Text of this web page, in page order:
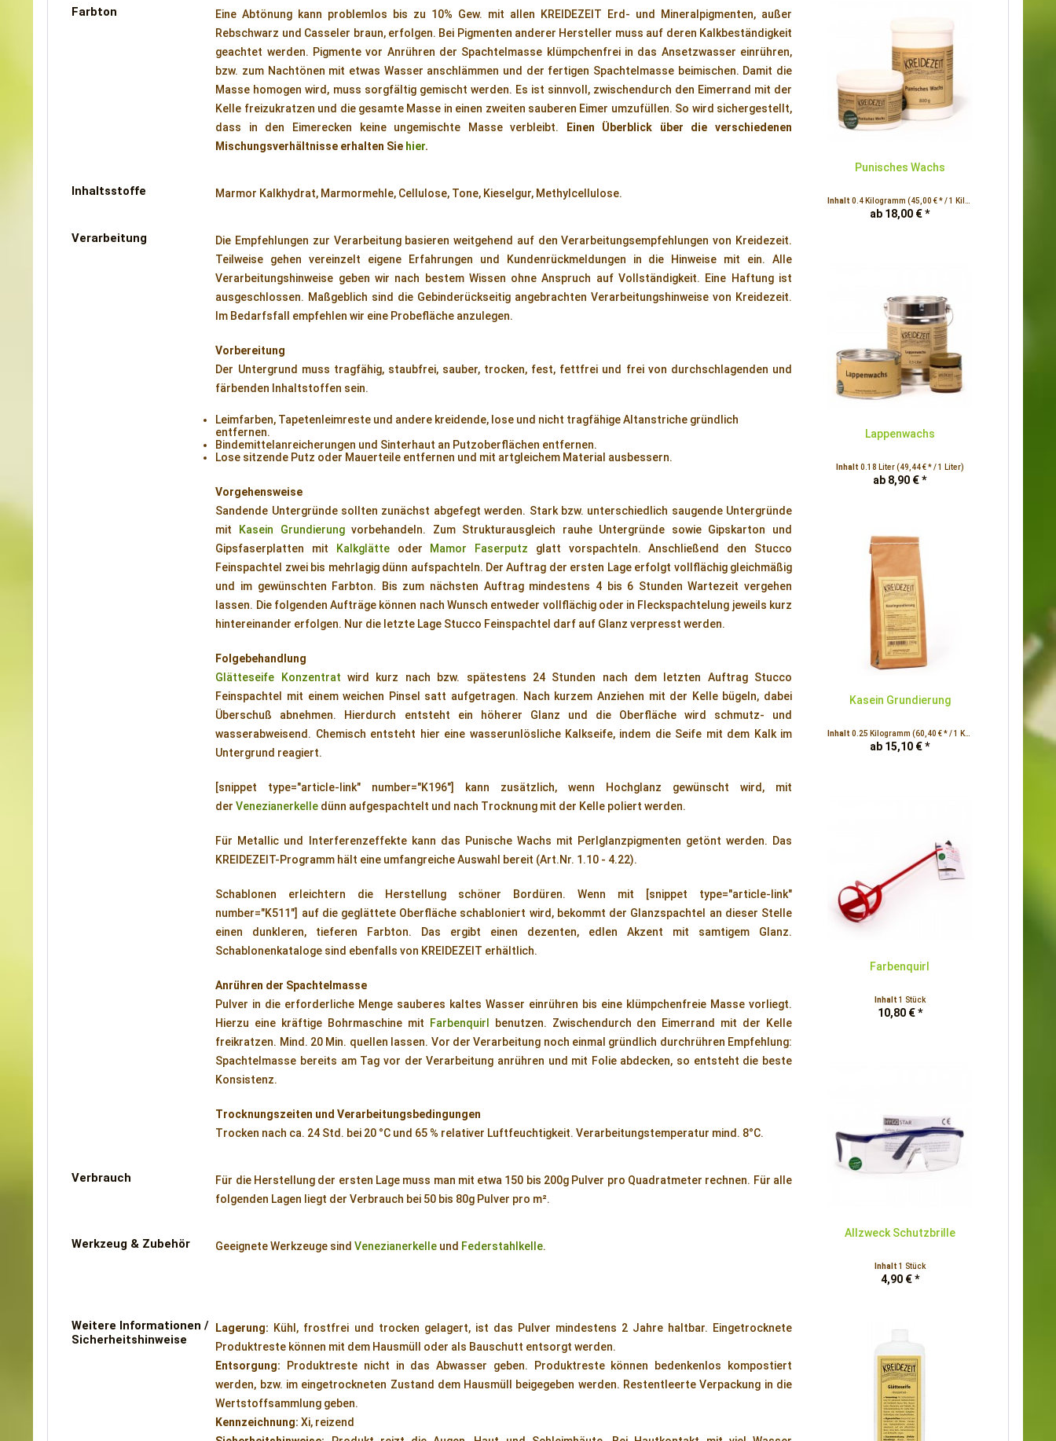
Farbton
Eine Abtönung kann problemlos bis zu 10% Gew. mit allen KREIDEZEIT Erd- und Mineralpigmenten, außer
Rebschwarz und Casseler braun, erfolgen. Bei Pigmenten anderer Hersteller muss auf deren Kalkbeständigkeit
geachtet werden. Pigmente vor Anrühren der Spachtelmasse klümpchenfrei in das Ansetzwasser einrühren,
bzw. zum Nachtönen mit etwas Wasser anschlämmen und der fertigen Spachtelmasse beimischen. Damit die
Masse homogen wird, muss sorgfältig gemischt werden. Es ist sinnvoll, zwischendurch den Eimerrand mit der
Kelle freizukratzen und die gesamte Masse in einen zweiten sauberen Eimer umzufüllen. So wird sichergestellt,
dass in den Eimerecken keine ungemischte Masse verbleibt.
Einen Überblick über die verschiedenen
Mischungsverhältnisse erhalten Sie hier.
Inhaltsstoffe Marmor Kalkhydrat, Marmormehle, Cellulose, Tone, Kieselgur, Methylcellulose.
Verarbeitung
Die Empfehlungen zur Verarbeitung basieren weitgehend auf den Verarbeitungsempfehlungen von Kreidezeit.
Teilweise gehen vereinzelt eigene Erfahrungen und Kundenrückmeldungen in die Hinweise mit ein. Alle
Verarbeitungshinweise geben wir nach bestem Wissen ohne Anspruch auf Vollständigkeit. Eine Haftung ist
ausgeschlossen. Maßgeblich sind die Gebinderückseitig angebrachten Verarbeitungshinweise von Kreidezeit.
Im Bedarfsfall empfehlen wir eine Probefläche anzulegen.
Vorbereitung
Der Untergrund muss tragfähig, staubfrei, sauber, trocken, fest, fettfrei und frei von durchschlagenden und
färbenden Inhaltstoffen sein.
Leimfarben, Tapetenleimreste und andere kreidende, lose und nicht tragfähige Altanstriche gründlich
entfernen.
Bindemittelanreicherungen und Sinterhaut an Putzoberflächen entfernen.
Lose sitzende Putz oder Mauerteile entfernen und mit artgleichem Material ausbessern.
Vorgehensweise
Sandende Untergründe sollten zunächst abgefegt werden. Stark bzw. unterschiedlich saugende Untergründe
mit
Kasein Grundierungvorbehandeln. Zum Strukturausgleich rauhe Untergründe sowie Gipskarton und
Gipsfaserplatten mit
Kalkglätteoder Mamor Faserputz glatt vorspachteln. Anschließend den Stucco
Feinspachtel zwei bis mehrlagig dünn aufspachteln. Der Auftrag der ersten Lage erfolgt vollflächig gleichmäßig
und im gewünschten Farbton. Bis zum nächsten Auftrag mindestens 4 bis 6 Stunden Wartezeit vergehen
lassen. Die folgenden Aufträge können nach Wunsch entweder vollflächig oder in Fleckspachtelung jeweils kurz
hintereinander erfolgen. Nur die letzte Lage Stucco Feinspachtel darf auf Glanz verpresst werden.
Folgebehandlung
Glätteseife Konzentrat wird kurz nach bzw. spätestens 24 Stunden nach dem letzten Auftrag Stucco
Feinspachtel mit einem weichen Pinsel satt aufgetragen. Nach kurzem Anziehen mit der Kelle bügeln, dabei
Überschuß abnehmen. Hierdurch entsteht ein höherer Glanz und die Oberfläche wird schmutz- und
wasserabweisend. Chemisch entsteht hier eine wasserunlösliche Kalkseife, indem die Seife mit dem Kalk im
Untergrund reagiert.
[snippet type="article-link" number="K196"] kann zusätzlich, wenn Hochglanz gewünscht wird, mit
derVenezianerkelle dünn aufgespachtelt und nach Trocknung mit der Kelle poliert werden.
Für Metallic und Interferenzeffekte kann das Punische Wachs mit Perlglanzpigmenten getönt werden. Das
KREIDEZEIT-Programm hält eine umfangreiche Auswahl bereit (Art.Nr. 1.10 - 4.22).
Schablonen erleichtern die Herstellung schöner Bordüren. Wenn mit [snippet type="article-link"
number="K511"] auf die geglättete Oberfläche schabloniert wird, bekommt der Glanzspachtel an dieser Stelle
einen dunkleren, tieferen Farbton. Das ergibt einen dezenten, edlen Akzent mit samtigem Glanz.
Schablonenkataloge sind ebenfalls von KREIDEZEIT erhältlich.
Anrühren der Spachtelmasse
Pulver in die erforderliche Menge sauberes kaltes Wasser einrühren bis eine klümpchenfreie Masse vorliegt.
Hierzu eine kräftige Bohrmaschine mit
Farbenquirl
benutzen. Zwischendurch den Eimerrand mit der Kelle
freikratzen. Mind. 20 Min. quellen lassen. Vor der Verarbeitung noch einmal gründlich durchrühren Empfehlung:
Spachtelmasse bereits am Tag vor der Verarbeitung anrühren und mit Folie abdecken, so entsteht die beste
Konsistenz.
Trocknungszeiten und Verarbeitungsbedingungen
Trocken nach ca. 24 Std. bei 20 °C und 65 % relativer Luftfeuchtigkeit. Verarbeitungstemperatur mind. 8°C.
Verbrauch
Für die Herstellung der ersten Lage muss man mit etwa 150 bis 200g Pulver pro Quadratmeter rechnen. Für alle
folgenden Lagen liegt der Verbrauch bei 50 bis 80g Pulver pro m².
Werkzeug & Zubehör Geeignete Werkzeuge sindVenezianerkelle und Federstahlkelle.
Weitere Informationen /
Sicherheitshinweise
Lagerung: Kühl, frostfrei und trocken gelagert, ist das Pulver mindestens 2 Jahre haltbar. Eingetrocknete
Produktreste können mit dem Hausmüll oder als Bauschutt entsorgt werden.
Entsorgung: Produktreste nicht in das Abwasser geben. Produktreste können bedenkenlos kompostiert
werden, bzw. im eingetrockneten Zustand dem Hausmüll beigegeben werden. Restentleerte Verpackung in die
Wertstoffsammlung geben.
Kennzeichnung: Xi, reizend
Punisches Wachs
Inhalt 0.4 Kilogramm (45,00 € * / 1 Kilogramm)
ab 18,00 € *
Lappenwachs
Inhalt 0.18 Liter(49,44 € * / 1 Liter)
ab 8,90 € *
Kasein Grundierung
Inhalt 0.25 Kilogramm (60,40 € * / 1 Kilogramm)
ab 15,10 € *
Farbenquirl
Inhalt 1 Stück
10,80 € *
Allzweck Schutzbrille
Inhalt 1 Stück
4,90 € *